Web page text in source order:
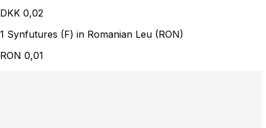
DKK 0,02
1 Synfutures (F) in Romanian Leu (RON)
RON 0,01